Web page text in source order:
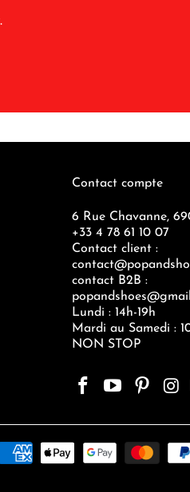
Contact compte
6 Rue Chavanne,
+33 4 78 61 10 07
Contact client :
contact B2B :
Lundi : 14h-19h
Mardi au Samedi :
NON STOP